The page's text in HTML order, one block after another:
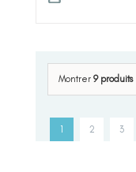
Montrer 9 produits
1 2 3